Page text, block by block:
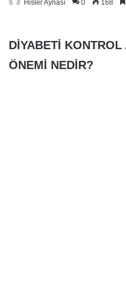
Hisler Aynası 0 168
DİYABETİ
ÖNEMİ NEDİR?